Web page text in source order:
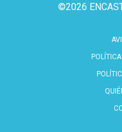
©2026